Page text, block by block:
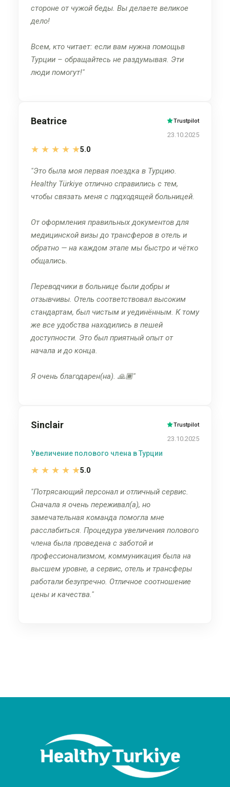
стороне от чужой беды. Вы делаете великое
дело!
Всем, кто читает: если вам нужна помощьв
Турции – обращайтесь не раздумывая. Эти
люди помогут!
Beatrice Trustpilot
23.10.2025
★ ★ ★ ★ ★5.0
Это была моя первая поездка в Турцию.
Healthy Türkiye отлично справились с тем,
чтобы связать меня с подходящей больницей.
От оформления правильных документов для
медицинской визы до трансферов в отель и
обратно — на каждом этапе мы быстро и чётко
общались.
Переводчики в больнице были добры и
отзывчивы. Отель соответствовал высоким
стандартам, был чистым и уединённым. К тому
же все удобства находились в пешей
доступности. Это был приятный опыт от
начала и до конца.
Я очень благодарен(на). 🙏🏾
Sinclair Trustpilot
23.10.2025
Увеличение полового члена в Турции
★ ★ ★ ★ ★5.0
Потрясающий персонал и отличный сервис.
Сначала я очень переживал(а), но
замечательная команда помогла мне
расслабиться. Процедура увеличения полового
члена была проведена с заботой и
профессионализмом, коммуникация была на
высшем уровне, а сервис, отель и трансферы
работали безупречно. Отличное соотношение
цены и качества.